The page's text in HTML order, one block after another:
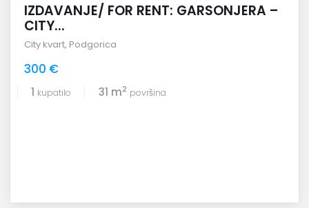
IZDAVANJE/ FOR RENT: GARSONJERA –
CITY...
City kvart, Podgorica
300 €
1 kupatilo 31 m2 površina